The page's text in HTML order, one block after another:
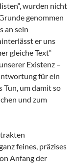
wurden nicht
genommen
an sein
er uns
gleiche Text“
Existenz –
für ein
Tun, um damit so
und zum
feines, präzises
Anfang der